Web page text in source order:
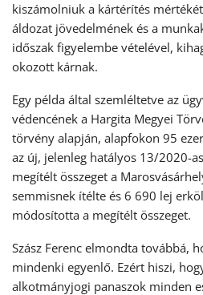
kiszámolniuk a kártérítés
áldozat jövedelmének és a
időszak figyelembe vételével,
okozott kárnak.
Egy példa által szemléltetve az
védencének a Hargita Megyei
törvény alapján, alapfokon 95
az új, jelenleg hatályos 13/2020-
megítélt összeget a
semmisnek ítélte és 6 690 lej
módosította a megítélt összeget.
Szász Ferenc elmondta továbbá,
mindenki egyenlő. Ezért hiszi,
alkotmányjogi panaszok minden